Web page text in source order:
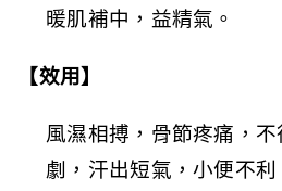
暖肌補中，益精氣。
【效用】
風濕相搏，骨節疼痛，
劇，汗出短氣，小便不